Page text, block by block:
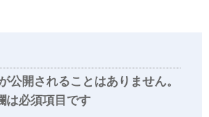
公開されることはありません。
は必須項目です